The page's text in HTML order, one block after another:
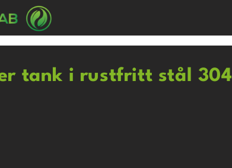
tank i rustfritt stål 304